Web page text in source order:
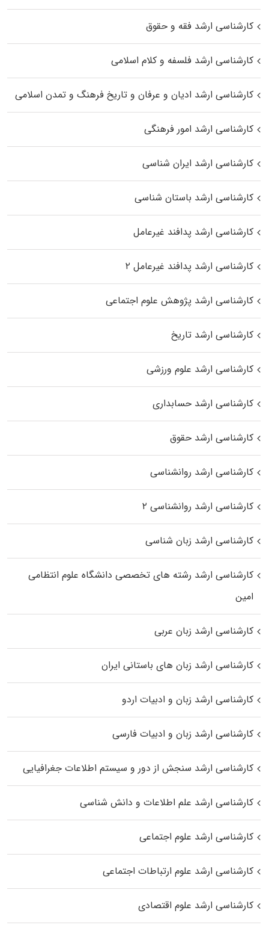
کارشناسی ارشد فقه و حقوق
کارشناسی ارشد فلسفه و کلام اسلامی
کارشناسی ارشد ادیان و عرفان و تاریخ فرهنگ و تمدن اسلامی
کارشناسی ارشد امور فرهنگی
کارشناسی ارشد ایران شناسی
کارشناسی ارشد باستان شناسی
کارشناسی ارشد پدافند غیرعامل
کارشناسی ارشد پدافند غیرعامل ۲
کارشناسی ارشد پژوهش علوم اجتماعی
کارشناسی ارشد تاریخ
کارشناسی ارشد علوم ورزشی
کارشناسی ارشد حسابداری
کارشناسی ارشد حقوق
کارشناسی ارشد روانشناسی
کارشناسی ارشد روانشناسی ۲
کارشناسی ارشد زبان شناسی
کارشناسی ارشد رﺷﺘﻪ ﻫﺎی تخصصی داﻧﺸﮕﺎه ﻋﻠﻮم انتظامی
اﻣﻴﻦ
کارشناسی ارشد زبان عربی
کارشناسی ارشد زبان‌ های باستانی ایران
کارشناسی ارشد زبان و ادبیات اردو
کارشناسی ارشد زبان و ادبیات فارسی
کارشناسی ارشد سنجش از دور و سیستم اطلاعات جغرافیایی
کارشناسی ارشد علم اطلاعات و دانش شناسی
کارشناسی ارشد علوم اجتماعی
کارشناسی ارشد علوم ارتباطات اجتماعی
کارشناسی ارشد علوم اقتصادی